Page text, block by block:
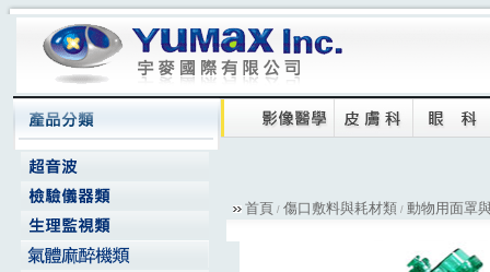
首頁 / 傷口敷料與耗材類 / 動物用面罩